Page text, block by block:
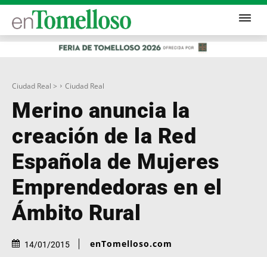
Ciudad Real > Ciudad Real
Merino anuncia la
creación de la Red
Española de Mujeres
Emprendedoras en el
Ámbito Rural
14/01/2015 enTomelloso.com